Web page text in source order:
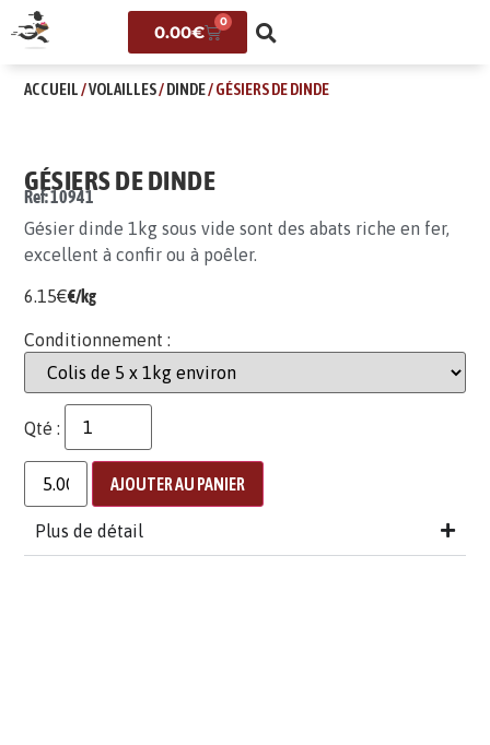
0.00€
0
ACCUEIL/VOLAILLES/DINDE/ GÉSIERS DE DINDE
GÉSIERS DE DINDE
Ref: 10941
Gésier dinde 1kg sous vide sont des abats riche en fer,
excellent à confir ou à poêler.
6.15€€/kg
Conditionnement :
Qté :
AJOUTER AU PANIER
Plus de détail